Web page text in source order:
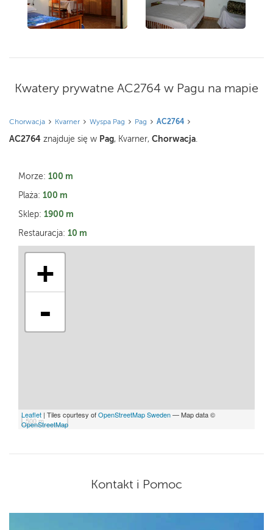
Kwatery prywatne AC2764 w Pagu na mapie
Chorwacja Kvarner Wyspa Pag Pag AC2764
AC2764 znajduje się w Pag, Kvarner, Chorwacja
Morze: 100 m
Plaża: 100 m
Sklep: 1900 m
Restauracja: 10 m
+
-
500 m
Leaflet | Tiles courtesy ofOpenStreetMap Sweden— Map data ©
OpenStreetMap
Kontakt i Pomoc